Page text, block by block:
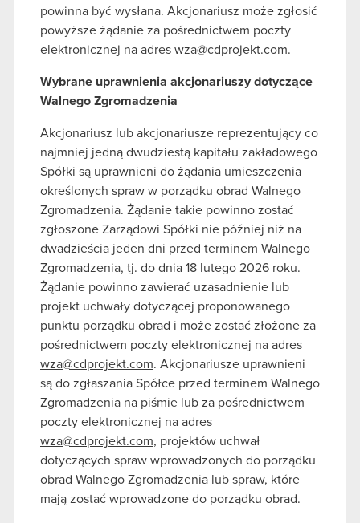
powinna być wysłana. Akcjonariusz może zgłosić
powyższe żądanie za pośrednictwem poczty
elektronicznej na adres wza@cdprojekt.com.
Wybrane uprawnienia akcjonariuszy dotyczące
Walnego Zgromadzenia
Akcjonariusz lub akcjonariusze reprezentujący co
najmniej jedną dwudziestą kapitału zakładowego
Spółki są uprawnieni do żądania umieszczenia
określonych spraw w porządku obrad Walnego
Zgromadzenia. Żądanie takie powinno zostać
zgłoszone Zarządowi Spółki nie później niż na
dwadzieścia jeden dni przed terminem Walnego
Zgromadzenia, tj. do dnia 18 lutego 2026 roku.
Żądanie powinno zawierać uzasadnienie lub
projekt uchwały dotyczącej proponowanego
punktu porządku obrad i może zostać złożone za
pośrednictwem poczty elektronicznej na adres
wza@cdprojekt.com. Akcjonariusze uprawnieni
są do zgłaszania Spółce przed terminem Walnego
Zgromadzenia na piśmie lub za pośrednictwem
poczty elektronicznej na adres
wza@cdprojekt.com, projektów uchwał
dotyczących spraw wprowadzonych do porządku
obrad Walnego Zgromadzenia lub spraw, które
mają zostać wprowadzone do porządku obrad.